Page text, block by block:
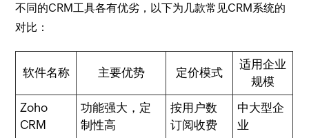
不同的CRM工具各有优劣，以下为几款常见CRM系统的
对比：
软件名称 主要优势 定价模式
适用企业
规模
Zoho
CRM
功能强大，定
制性高
按用户数
订阅收费
中大型企
业